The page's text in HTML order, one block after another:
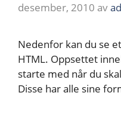
desember, 2010 av
Nedenfor kan du se
HTML. Oppsettet
starte med når du
Disse har alle sine